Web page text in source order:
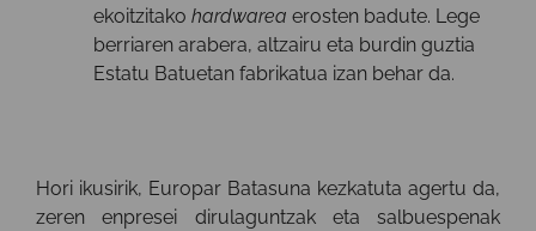
ekoitzitako hardwarea erosten badute. Lege
berriaren arabera, altzairu eta burdin guztia
Estatu Batuetan fabrikatua izan behar da.
Hori ikusirik, Europar Batasuna kezkatuta agertu da,
zeren enpresei dirulaguntzak eta salbuespenak